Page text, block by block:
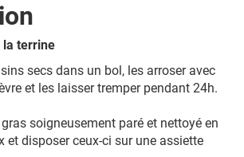
la terrine
secs dans un bol, les arroser avec
et les laisser tremper pendant 24h.
soigneusement paré et nettoyé en
et disposer ceux-ci sur une assiette